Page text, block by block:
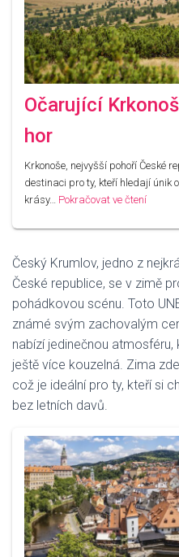
Očarující
hor
Krkonoše, nejvyšší pohoří České
destinaci pro ty, kteří hledají únik
krásy… Pokračovat ve čtení
Český Krumlov, jedno z
České republice, se v zimě
pohádkovou scénu. Toto
známé svým zachovalým
nabízí jedinečnou
ještě více kouzelná. Zima
což je ideální pro ty, kteří si
bez letních davů.